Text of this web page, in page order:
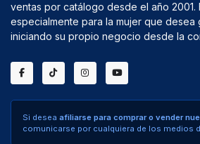
ventas por catálogo desde el año 2001.
especialmente para la mujer que desea
iniciando su propio negocio desde la
Si desea afiliarse para comprar o vender
comunicarse por cualquiera de los medios